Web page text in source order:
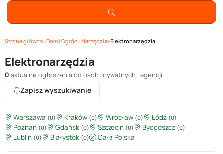
Strona główna›Dom i Ogród ›Narzędzia›Elektronarzędzia
Elektronarzędzia
0 aktualne ogłoszenia od osób prywatnych i agencji
Zapisz wyszukiwanie
Warszawa (0) Kraków (0) Wrocław (0) Łódź (0)
Poznań (0) Gdańsk (0) Szczecin (0) Bydgoszcz (0)
Lublin (0) Białystok (0) Cała Polska